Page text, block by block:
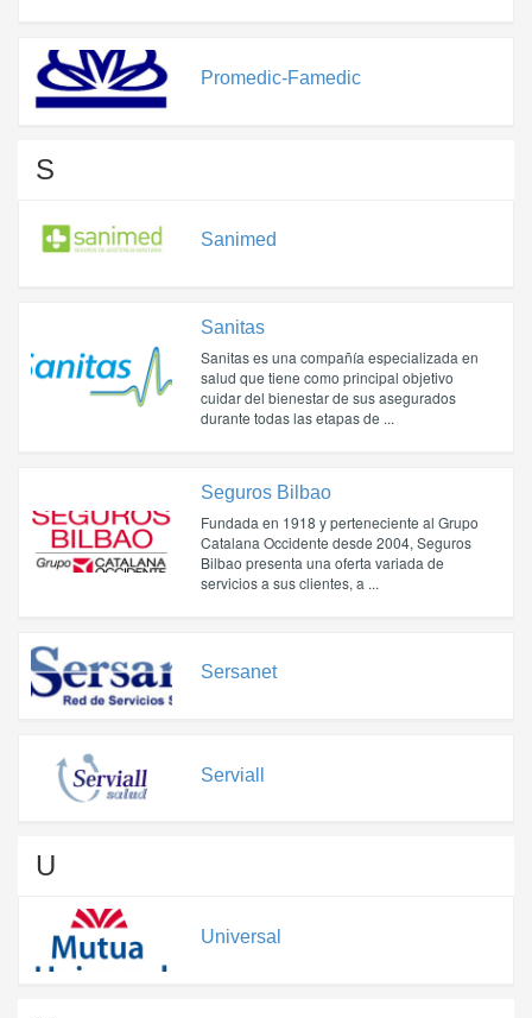
Promedic-Famedic
S
Sanimed
Sanitas
Sanitas es una compañía especializada en
salud que tiene como principal objetivo
cuidar del bienestar de sus asegurados
durante todas las etapas de ...
Seguros Bilbao
Fundada en 1918 y perteneciente al Grupo
Catalana Occidente desde 2004, Seguros
Bilbao presenta una oferta variada de
servicios a sus clientes, a ...
Sersanet
Serviall
U
Universal